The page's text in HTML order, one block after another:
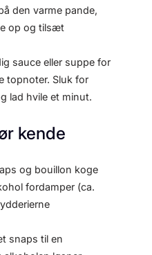
den varme pande,
op og tilsæt
sauce eller suppe for
topnoter. Sluk for
lad hvile et minut.
kende
og bouillon koge
fordamper (ca.
snaps til en